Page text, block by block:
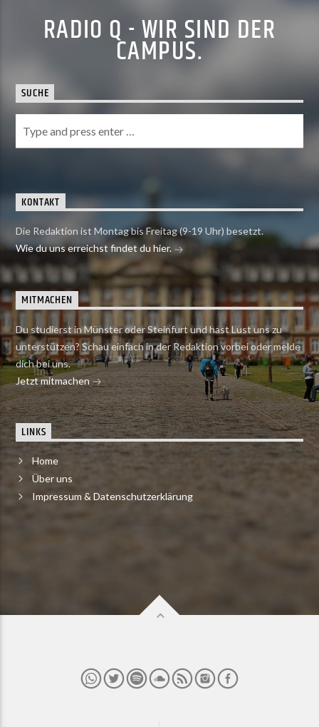
RADIO Q - WIR SIND DER
CAMPUS.
SUCHE
KONTAKT
Die Redaktion ist Montag bis Freitag (9-19 Uhr) besetzt.
Wie du uns erreichst findet du hier.
MITMACHEN
Du studierst in Münster oder Steinfurt und hast Lust uns zu
unterstützen? Schau einfach in der Redaktion vorbei oder melde
dich bei uns.
Jetzt mitmachen
LINKS
Home
Über uns
Impressum & Datenschutzerklärung